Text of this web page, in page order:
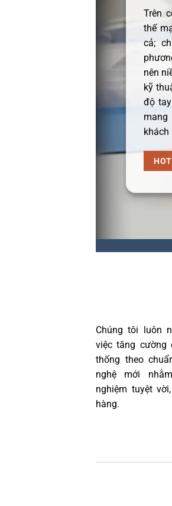
Trên
thế
cả;
nên
kỹ
độ
khách
Chúng tôi luôn
việc tăng cường
thống theo
nghệ mới
nghiệm tuyệt
hàng.